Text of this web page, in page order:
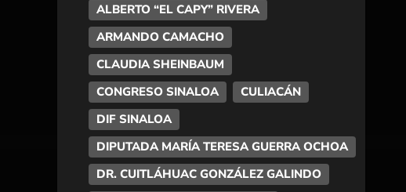
ALBERTO “EL CAPY” RIVERA
ARMANDO CAMACHO
CLAUDIA SHEINBAUM
CONGRESO SINALOA
CULIACÁN
DIF SINALOA
DIPUTADA MARÍA TERESA GUERRA OCHOA
DR. CUITLÁHUAC GONZÁLEZ GALINDO